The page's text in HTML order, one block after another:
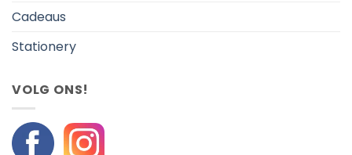
Cadeaus
Stationery
VOLG ONS!